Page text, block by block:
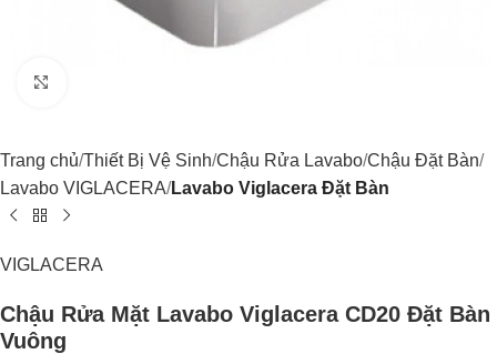
Trang chủ Thiết Bị Vệ Sinh Chậu Rửa Lavabo Chậu Đặt Bàn
Lavabo VIGLACERA Lavabo Viglacera Đặt Bàn
VIGLACERA
Chậu Rửa Mặt Lavabo Viglacera CD20 Đặt Bàn
Vuông